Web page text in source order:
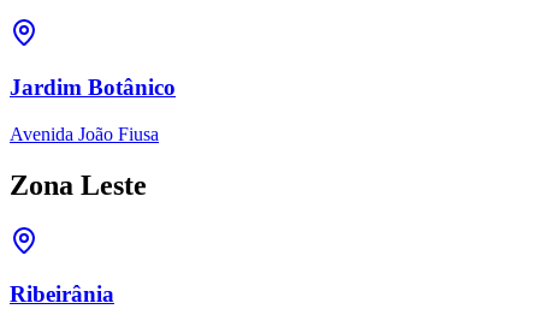
Jardim Botânico
Avenida João Fiusa
Zona Leste
Ribeirânia